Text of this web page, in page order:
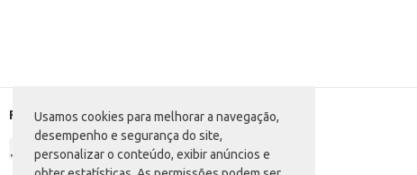
Usamos cookies para melhorar a navegação,
desempenho e segurança do site,
personalizar o conteúdo, exibir anúncios e
Formas de pagamento